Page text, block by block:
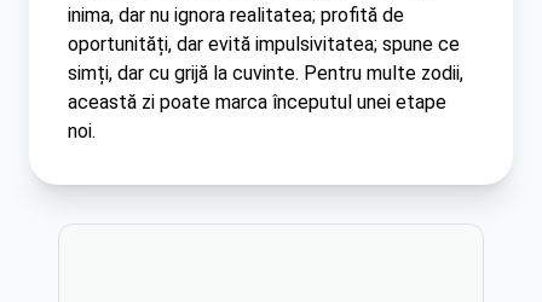
inima, dar nu ignora realitatea; profită de
oportunități, dar evită impulsivitatea; spune ce
simți, dar cu grijă la cuvinte. Pentru multe zodii,
această zi poate marca începutul unei etape
noi.